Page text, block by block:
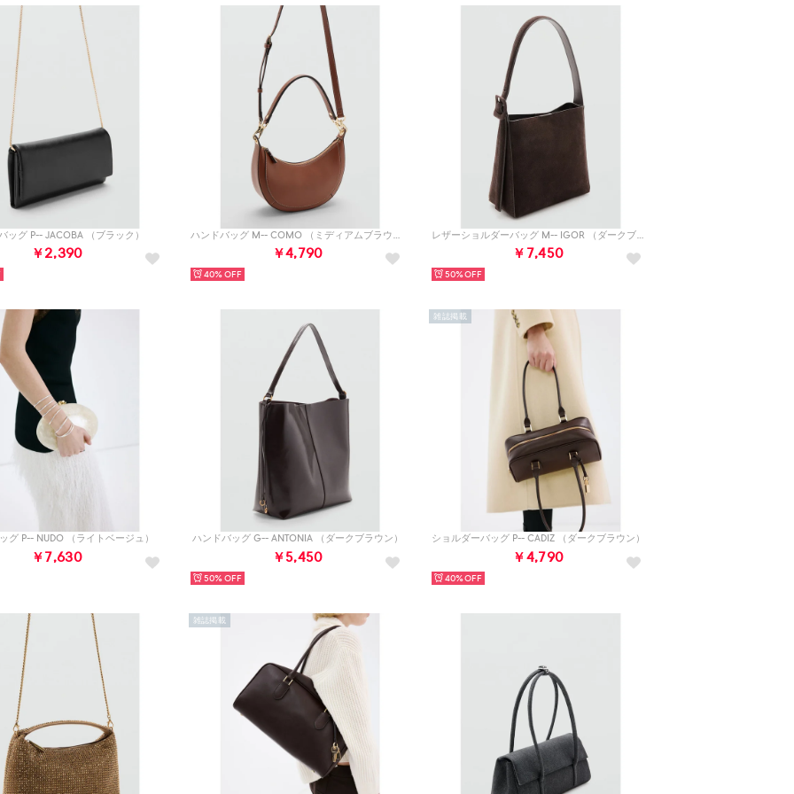
ッグ P-- JACOBA （ブラック）
￥2,390
ハンドバッグ M-- COMO （ミディアムブラウン）
￥4,790
40%
レザーショルダーバッグ M-- IGOR （ダークブラウン）
￥7,450
50%
グ P-- NUDO （ライトベージュ）
￥7,630
ハンドバッグ G-- ANTONIA （ダークブラウン）
￥5,450
50%
ショルダーバッグ P-- CADIZ （ダークブラウン）
￥4,790
雑誌掲載
40%
雑誌掲載